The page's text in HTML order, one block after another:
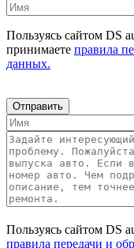
Пользуясь сайтом DS
принимаете правила
данных.
Отправить
Пользуясь сайтом DS
правила передачи и